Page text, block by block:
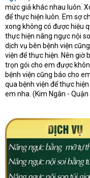
mức giá khác nhau luôn.
để thực hiện luôn. Em sợ
xong không có được hiệu
thực hiện nâng ngực nội
dịch vụ bên bệnh viện
viện để thực hiện. Nên giờ
trọn gói cho em được
bệnh viện cũng báo cho
qua bệnh viện để thực
em nha. (Kim Ngân - Quận